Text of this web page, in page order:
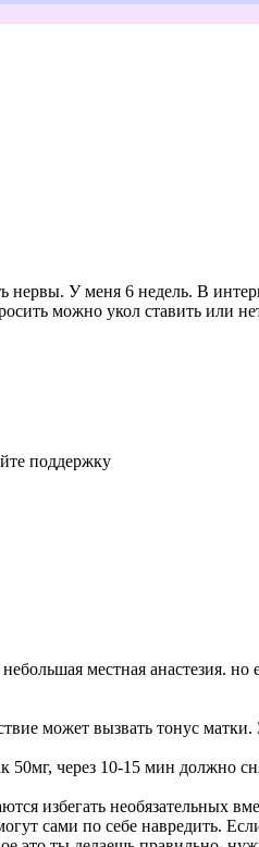
У меня 6 недель. В
можно укол ставить или
поддержку
местная анастезия.
может вызвать тонус
50мг, через 10-15 мин должно
избегать необязательных
сами по себе навредить.